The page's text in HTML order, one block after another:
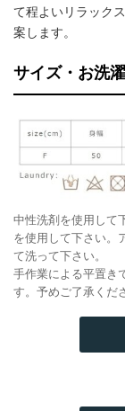
て程よいリラック
案します。
サイズ・お洗
中性洗剤を使用して
を使用して下さい。
て洗って下さい。
手作業による平置き
す。予めご了承くだ